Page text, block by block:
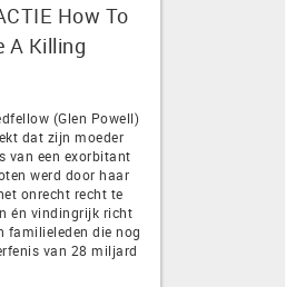
How To
A Killing
(Glen Powell)
dat zijn moeder
van een exorbitant
werd door haar
onrecht recht te
én vindingrijk richt
familieleden die nog
van 28 miljard